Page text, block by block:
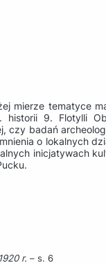
mierze tematyce
9. Flotylli
czy badań
o lokalnych
inicjatywach
r. – s. 6